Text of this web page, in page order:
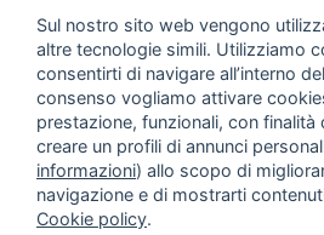
Sul nostro sito web vengono
altre tecnologie simili. Utilizziamo
consentirti di navigare all’interno
consenso vogliamo attivare
prestazione, funzionali, con finalità
creare un profili di annunci
informazioni) allo scopo di
navigazione e di mostrarti
Cookie policy.